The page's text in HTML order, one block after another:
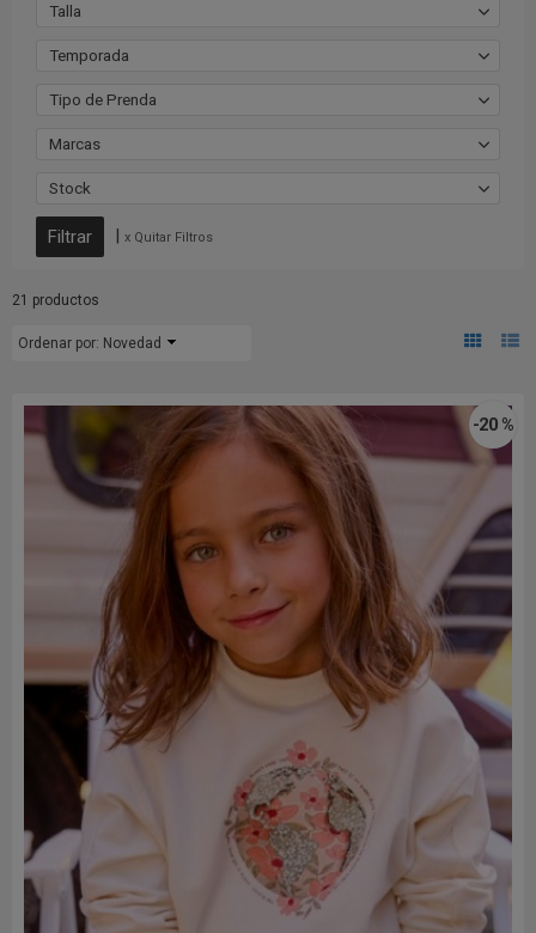
Talla
Temporada
Tipo de Prenda
Marcas
Stock
x Quitar Filtros
21 productos
Ordenar por: Novedad
-20 %